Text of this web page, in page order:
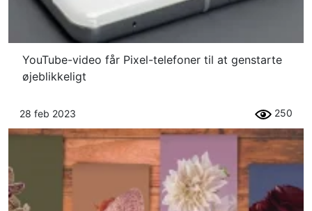
YouTube-video får Pixel-telefoner til at genstarte
øjeblikkeligt
28 feb 2023 250